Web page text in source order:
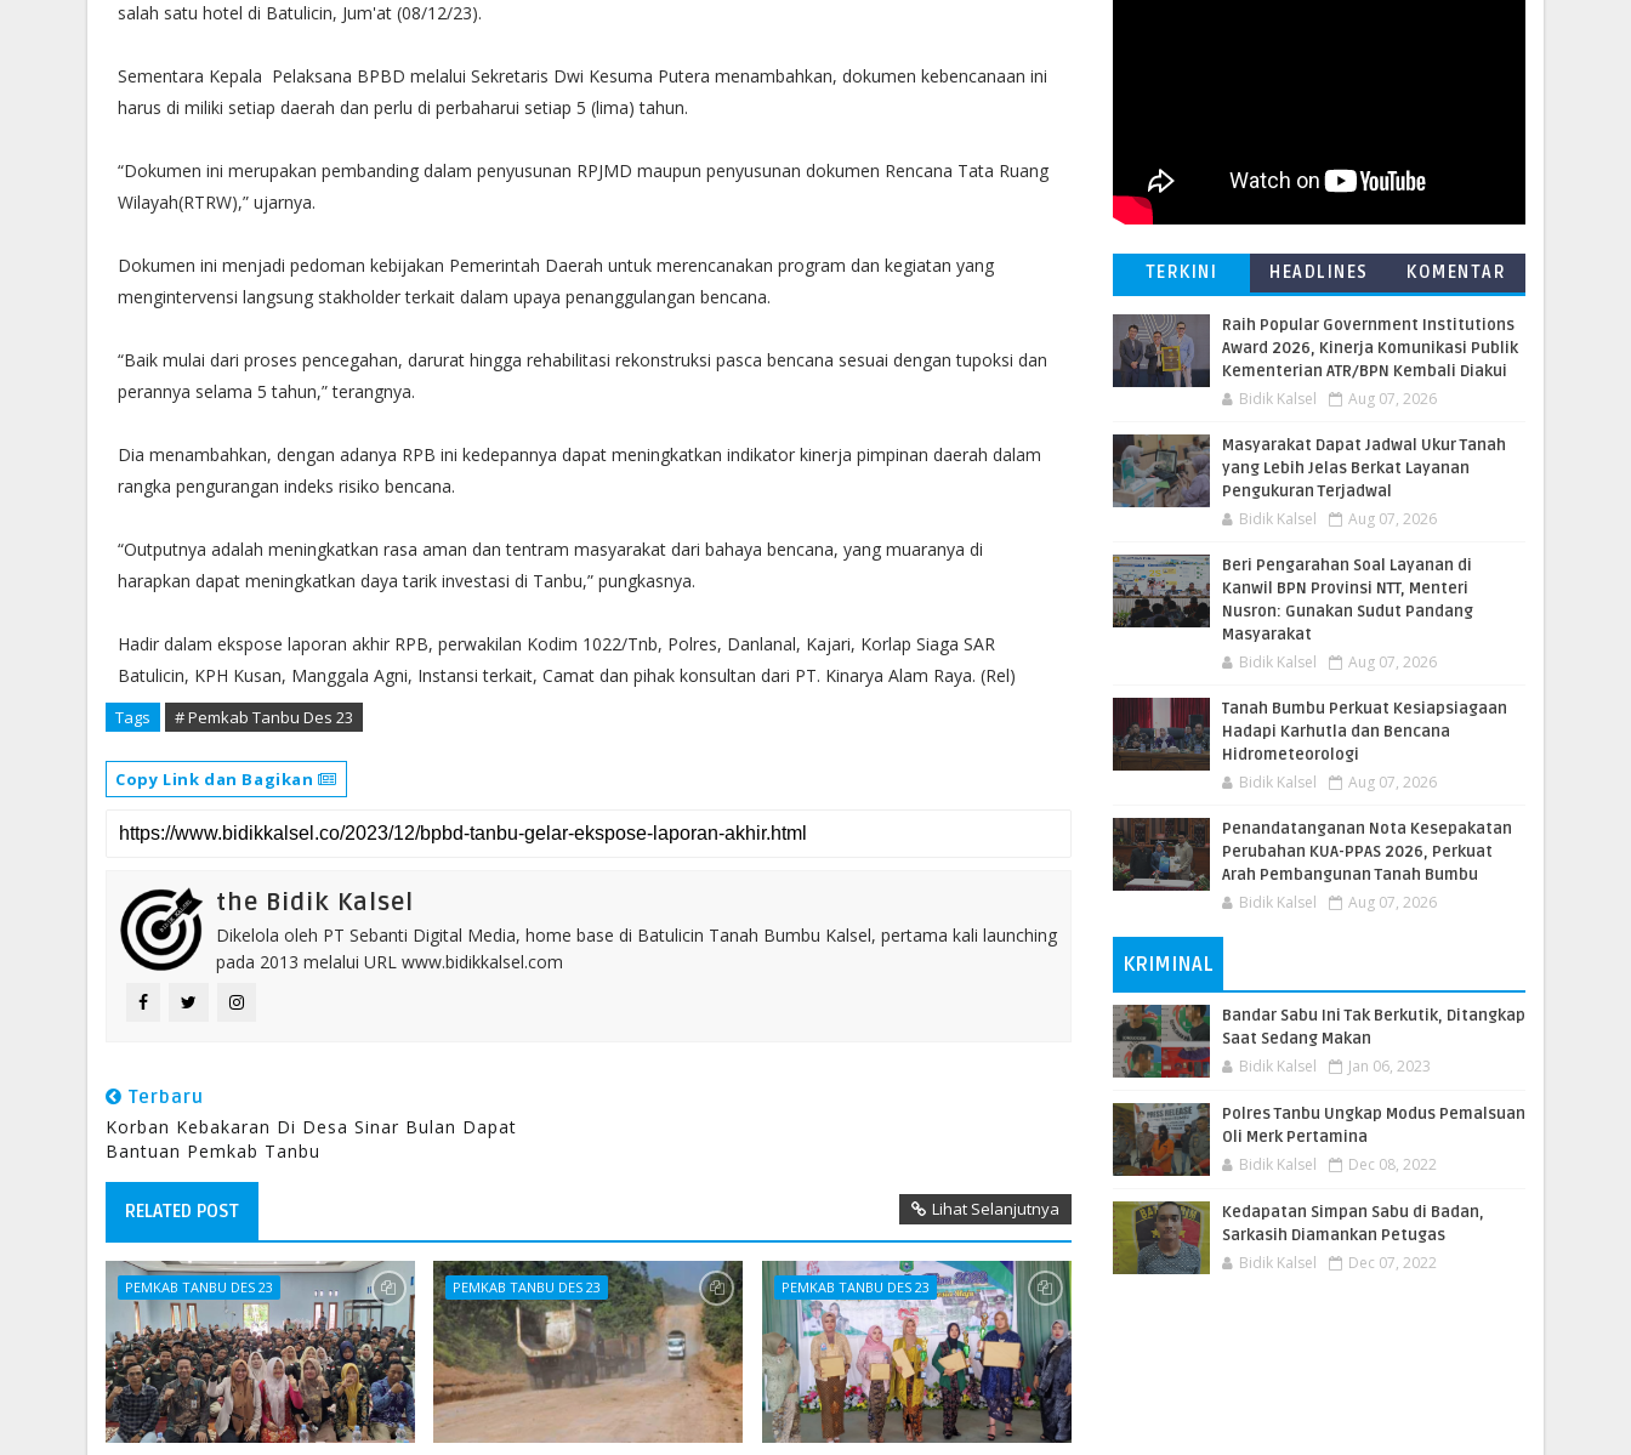
salah satu hotel di Batulicin, Jum'at (08/12/23).
Sementara Kepala Pelaksana BPBD melalui Sekretaris Dwi Kesuma Putera menambahkan, dokumen kebencanaan ini
harus di miliki setiap daerah dan perlu di perbaharui setiap 5 (lima) tahun.
“Dokumen ini merupakan pembanding dalam penyusunan RPJMD maupun penyusunan dokumen Rencana Tata Ruang
Wilayah(RTRW),” ujarnya.
Dokumen ini menjadi pedoman kebijakan Pemerintah Daerah untuk merencanakan program dan kegiatan yang
mengintervensi langsung stakholder terkait dalam upaya penanggulangan bencana.
“Baik mulai dari proses pencegahan, darurat hingga rehabilitasi rekonstruksi pasca bencana sesuai dengan tupoksi dan
perannya selama 5 tahun,” terangnya.
Dia menambahkan, dengan adanya RPB ini kedepannya dapat meningkatkan indikator kinerja pimpinan daerah dalam
rangka pengurangan indeks risiko bencana.
“Outputnya adalah meningkatkan rasa aman dan tentram masyarakat dari bahaya bencana, yang muaranya di
harapkan dapat meningkatkan daya tarik investasi di Tanbu,” pungkasnya.
Hadir dalam ekspose laporan akhir RPB, perwakilan Kodim 1022/Tnb, Polres, Danlanal, Kajari, Korlap Siaga SAR
Batulicin, KPH Kusan, Manggala Agni, Instansi terkait, Camat dan pihak konsultan dari PT. Kinarya Alam Raya. (Rel)
Tags # Pemkab Tanbu Des 23
Copy Link dan Bagikan
the Bidik Kalsel
Dikelola oleh PT Sebanti Digital Media, home base di Batulicin Tanah Bumbu Kalsel, pertama kali launching
pada 2013 melalui URL www.bidikkalsel.com
Terbaru
Korban Kebakaran Di Desa Sinar Bulan Dapat
Bantuan Pemkab Tanbu
RELATED POST Lihat Selanjutnya
PEMKAB TANBU DES 23 PEMKAB TANBU DES 23 PEMKAB TANBU DES 23
TERKINI HEADLINES KOMENTAR
Raih Popular Government Institutions
Award 2026, Kinerja Komunikasi Publik
Kementerian ATR/BPN Kembali Diakui
Bidik Kalsel Aug 07, 2026
Masyarakat Dapat Jadwal Ukur Tanah
yang Lebih Jelas Berkat Layanan
Pengukuran Terjadwal
Bidik Kalsel Aug 07, 2026
Beri Pengarahan Soal Layanan di
Kanwil BPN Provinsi NTT, Menteri
Nusron: Gunakan Sudut Pandang
Masyarakat
Bidik Kalsel Aug 07, 2026
Tanah Bumbu Perkuat Kesiapsiagaan
Hadapi Karhutla dan Bencana
Hidrometeorologi
Bidik Kalsel Aug 07, 2026
Penandatanganan Nota Kesepakatan
Perubahan KUA-PPAS 2026, Perkuat
Arah Pembangunan Tanah Bumbu
Bidik Kalsel Aug 07, 2026
KRIMINAL
Bandar Sabu Ini Tak Berkutik, Ditangkap
Saat Sedang Makan
Bidik Kalsel Jan 06, 2023
Polres Tanbu Ungkap Modus Pemalsuan
Oli Merk Pertamina
Bidik Kalsel Dec 08, 2022
Kedapatan Simpan Sabu di Badan,
Sarkasih Diamankan Petugas
Bidik Kalsel Dec 07, 2022